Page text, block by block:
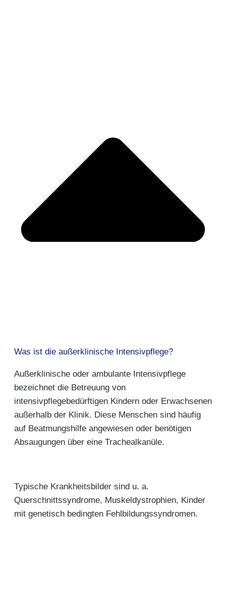
Was ist die außerklinische Intensivpflege?
Außerklinische oder ambulante Intensivpflege
bezeichnet die Betreuung von
intensivpflegebedürftigen Kindern oder Erwachsenen
außerhalb der Klinik. Diese Menschen sind häufig
auf Beatmungshilfe angewiesen oder benötigen
Absaugungen über eine Trachealkanüle.
Typische Krankheitsbilder sind u. a.
Querschnittssyndrome, Muskeldystrophien, Kinder
mit genetisch bedingten Fehlbildungssyndromen.